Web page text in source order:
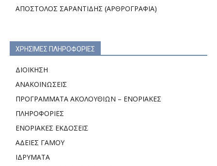
ΑΠΟΣΤΟΛΟΣ ΣΑΡΑΝΤΙΔΗΣ (ΑΡΘΡΟΓΡΑΦΙΑ)
ΧΡΗΣΙΜΕΣ ΠΛΗΡΟΦΟΡΙΕΣ
ΔΙΟΙΚΗΣΗ
ΑΝΑΚΟΙΝΩΣΕΙΣ
ΠΡΟΓΡΑΜΜΑΤΑ ΑΚΟΛΟΥΘΙΩΝ – ΕΝΟΡΙΑΚΕΣ
ΠΛΗΡΟΦΟΡΙΕΣ
ΕΝΟΡΙΑΚΕΣ ΕΚΔΟΣΕΙΣ
ΑΔΕΙΕΣ ΓΑΜΟΥ
ΙΔΡΥΜΑΤΑ